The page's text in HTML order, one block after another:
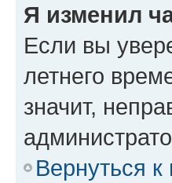
Я изменил
Если вы
летнего
значит,
Вернуться к